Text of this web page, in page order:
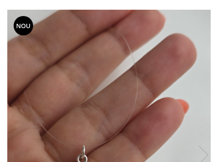
Inele
Inele aur
Inele argint
Pandantive
Pandantive aur
Pandantive argint
Vouchere Cadou
Seturi bijuterii
Seturi din argint
Seturi din aur
NOU